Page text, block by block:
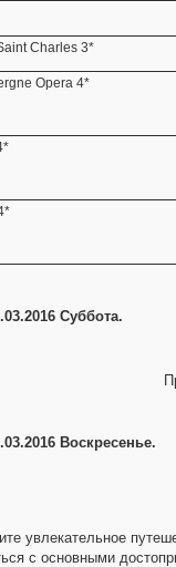
Charles 3*
Opera 4*
Суббота.
Воскресенье.
увлекательное
с основными